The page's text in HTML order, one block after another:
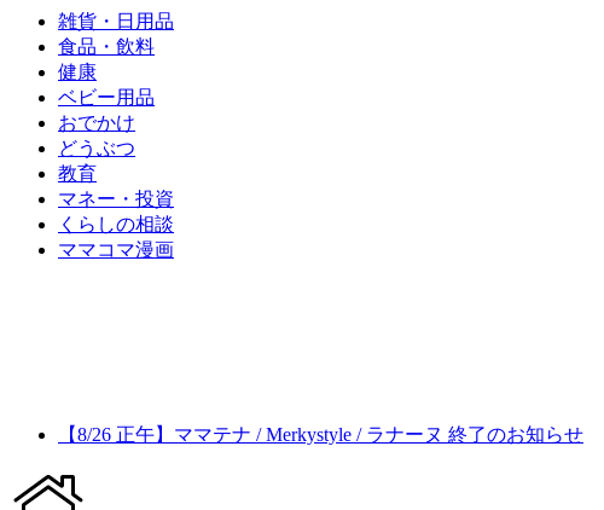
雑貨・日用品
食品・飲料
健康
ベビー用品
おでかけ
どうぶつ
教育
マネー・投資
くらしの相談
ママコマ漫画
【8/26 正午】ママテナ / Merkystyle / ラナーヌ 終了のお知らせ